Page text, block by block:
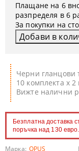
Черни гланцови
10 комплекта х
Вижте налични
Безплатна доставка
поръчка над 130 евро.
Марка: OPUS
Плащане на 6
разпределя в 6
За покупки на